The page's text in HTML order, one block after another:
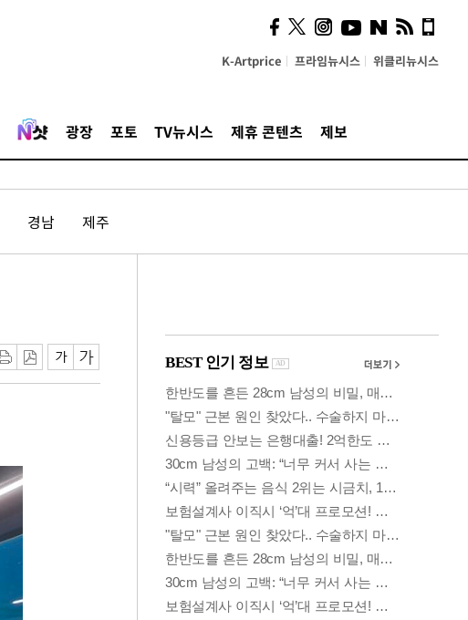
K-Artprice 프라임뉴시스 위클리뉴시스
광장 포토 TV뉴시스 제휴 콘텐츠 제보
경남 제주
시, 스마트폰 액세서리에
NFC 더했다